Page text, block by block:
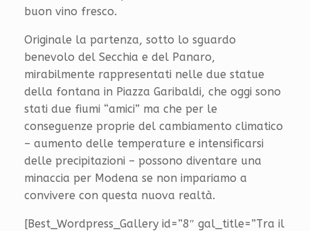
buon vino fresco.
Originale la partenza, sotto lo sguardo
benevolo del Secchia e del Panaro,
mirabilmente rappresentati nelle due statue
della fontana in Piazza Garibaldi, che oggi sono
stati due fiumi “amici” ma che per le
conseguenze proprie del cambiamento climatico
– aumento delle temperature e intensificarsi
delle precipitazioni – possono diventare una
minaccia per Modena se non impariamo a
convivere con questa nuova realtà.
[Best_Wordpress_Gallery id=”8″ gal_title=”Tra il